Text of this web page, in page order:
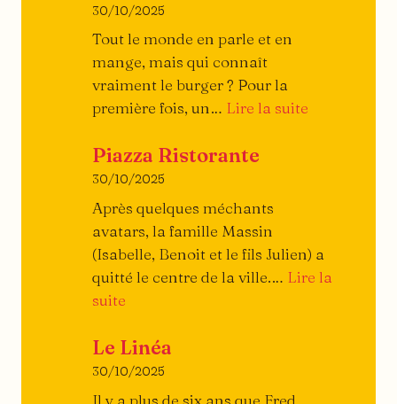
30/10/2025
Tout le monde en parle et en
mange, mais qui connaît
vraiment le burger ? Pour la
première fois, un… Lire la suite
Piazza Ristorante
30/10/2025
Après quelques méchants
avatars, la famille Massin
(Isabelle, Benoit et le fils Julien) a
quitté le centre de la ville.… Lire la
suite
Ristorante
Le Linéa
30/10/2025
Il y a plus de six ans que Fred